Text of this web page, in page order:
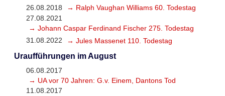
26.08.2018
→ Ralph Vaughan Williams 60. Todestag
27.08.2021
→ Johann Caspar Ferdinand Fischer 275. Todestag
31.08.2022
→ Jules Massenet 110. Todestag
Uraufführungen im August
06.08.2017
→ UA vor 70 Jahren: G.v. Einem, Dantons Tod
11.08.2017